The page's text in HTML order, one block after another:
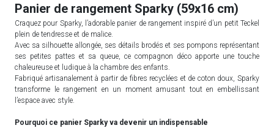
Panier de rangement Sparky (59x16 cm)
Craquez pour Sparky, l’adorable panier de rangement inspiré d’un petit Teckel
plein de tendresse et de malice.
Avec sa silhouette allongée, ses détails brodés et ses pompons représentant
ses petites pattes et sa queue, ce compagnon déco apporte une touche
chaleureuse et ludique à la chambre des enfants.
Fabriqué artisanalement à partir de fibres recyclées et de coton doux, Sparky
transforme le rangement en un moment amusant tout en embellissant
l’espace avec style.
Pourquoi ce panier Sparky va devenir un indispensable